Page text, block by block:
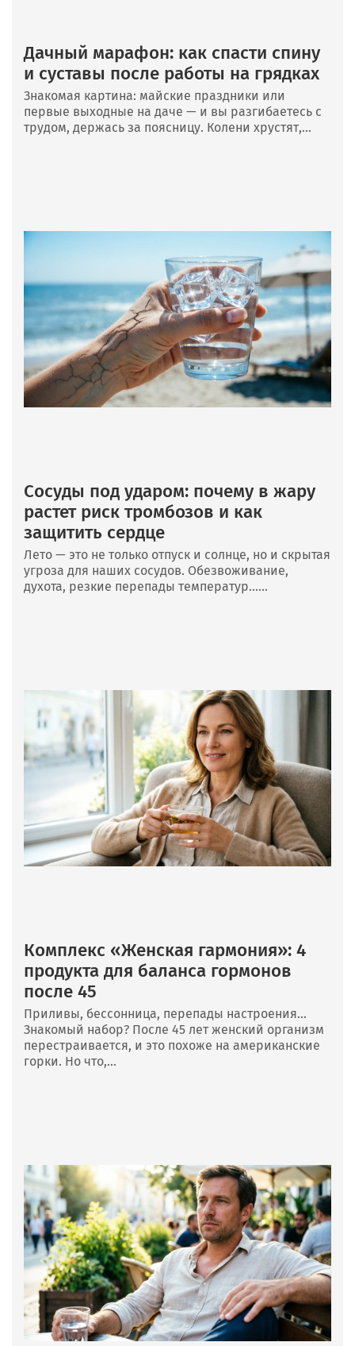
Дачный марафон: как спасти спину
и суставы после работы на грядках
Знакомая картина: майские праздники или
первые выходные на даче — и вы разгибаетесь с
трудом, держась за поясницу. Колени хрустят,...
Сосуды под ударом: почему в жару
растет риск тромбозов и как
защитить сердце
Лето — это не только отпуск и солнце, но и скрытая
угроза для наших сосудов. Обезвоживание,
духота, резкие перепады температур......
Комплекс «Женская гармония»: 4
продукта для баланса гормонов
после 45
Приливы, бессонница, перепады настроения…
Знакомый набор? После 45 лет женский организм
перестраивается, и это похоже на американские
горки. Но что,...